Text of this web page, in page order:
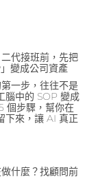
代接班前，先把
變成公司資產
一步，往往不是
腦中的 SOP 變成
個步驟，幫你在
下來，讓 AI 真正
什麼？找顧問前